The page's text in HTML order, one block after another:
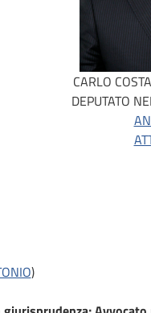
CARLO
DEPUTATO
)